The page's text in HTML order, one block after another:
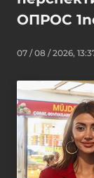
ОПРОС
07 / 08 / 2026,